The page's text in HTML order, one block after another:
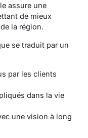
assure une
de mieux
la région.
se traduit par un
par les clients
dans la vie
une vision à long